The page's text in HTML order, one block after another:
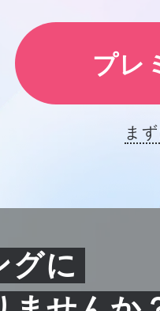
プレ
ま
グに